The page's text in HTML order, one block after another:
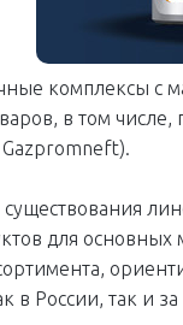
комплексы с
в том
существования
для
в России, так и